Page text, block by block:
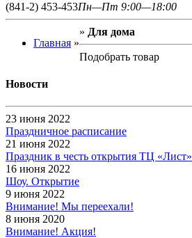
(841-2) 453-453Пн—Пт 9:00—18:00
Главная »
» Для дома
Подобрать товар
Новости
23 июня 2022
Праздничное расписание
21 июня 2022
Праздник в честь открытия ТЦ «Лист»
16 июня 2022
Шоу. Открытие
9 июня 2022
Внимание! Мы переехали!
8 июня 2020
Внимание! Акция!